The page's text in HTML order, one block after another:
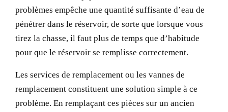
problèmes empêche une quantité suffisante d’eau de
pénétrer dans le réservoir, de sorte que lorsque vous
tirez la chasse, il faut plus de temps que d’habitude
pour que le réservoir se remplisse correctement.
Les services de remplacement ou les vannes de
remplacement constituent une solution simple à ce
problème. En remplaçant ces pièces sur un ancien